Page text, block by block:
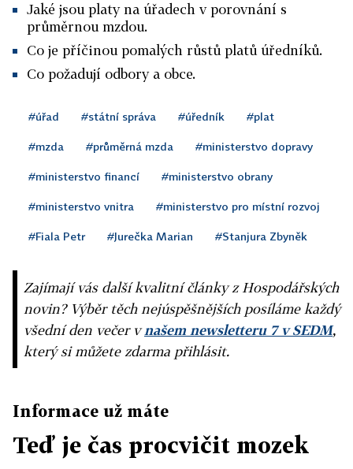
Jaké jsou platy na úřadech v porovnání s
průměrnou mzdou.
Co je příčinou pomalých růstů platů úředníků.
Co požadují odbory a obce.
#úřad #státní správa #úředník #plat
#mzda #průměrná mzda #ministerstvo dopravy
#ministerstvo financí #ministerstvo obrany
#ministerstvo vnitra #ministerstvo pro místní rozvoj
#Fiala Petr #Jurečka Marian #Stanjura Zbyněk
Zajímají vás další kvalitní články z Hospodářských
novin? Výběr těch nejúspěšnějších posíláme každý
všední den večer vnašem newsletteru 7 v SEDM,
který si můžete zdarma přihlásit.
Informace už máte
Teď je čas procvičit mozek